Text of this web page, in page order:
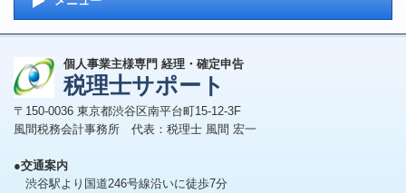
個人事業主様専門 経理・確定申告
税理士サポート
〒150-0036 東京都渋谷区南平台町15-12-3F
風間税務会計事務所 代表：税理士 風間 宏一
●交通案内
渋谷駅より国道246号線沿いに徒歩7分